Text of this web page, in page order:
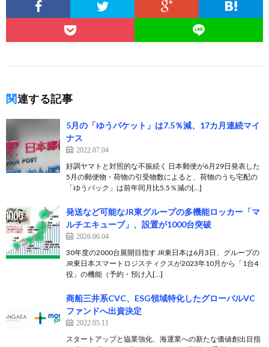
関連する記事
5月の「ゆうパケット」は7.5％減、17カ月連続マイ
ナス
2022.07.04
好調ヤマトと対照的な不振続く 日本郵便が6月29日発表した
5月の郵便物・荷物の引受物数によると、荷物のうち宅配の
「ゆうパック」は前年同月比5.5％減の[…]
発送など可能なJR東グループの多機能ロッカー「マ
ルチエキューブ」、設置が1000台突破
2026.06.04
30年度の2000台展開目指す JR東日本は6月3日、グループの
JR東日本スマートロジスティクスが2023年10月から「1台4
役」の機能（予約・預け入[…]
商船三井系CVC、ESG領域特化したグローバルVC
ファンドへ出資決定
2022.05.11
スタートアップと協業強化、海運業への新たな価値創出目指